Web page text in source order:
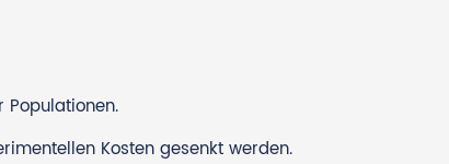
Populationen.
Kosten gesenkt werden.